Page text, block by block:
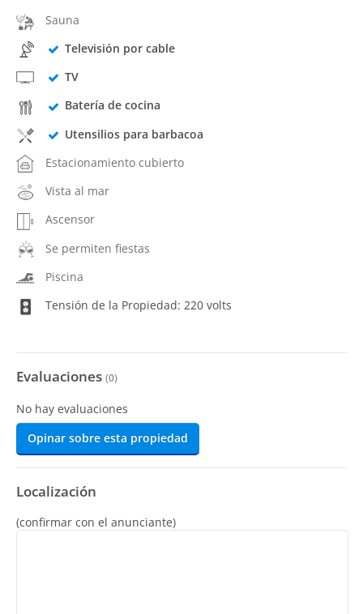
Sauna
Televisión por cable
TV
Batería de cocina
Utensilios para barbacoa
Estacionamiento cubierto
Vista al mar
Ascensor
Se permiten fiestas
Piscina
Tensión de la Propiedad: 220 volts
Evaluaciones (0)
No hay evaluaciones
Opinar sobre esta propiedad
Localización
(confirmar con el anunciante)